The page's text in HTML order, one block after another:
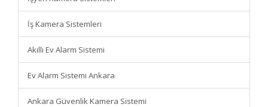
İş Kamera Sistemleri
Akıllı Ev Alarm Sistemi
Ev Alarm Sistemi Ankara
Ankara Güvenlik Kamera Sistemi